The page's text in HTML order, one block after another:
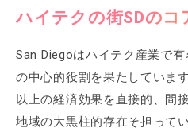
ハイテクの街SDのコ
San Diegoはハイテク産業で
の中心的役割を果たしていま
以上の経済効果を直接的、間
地域の大黒柱的存在そ担ってい